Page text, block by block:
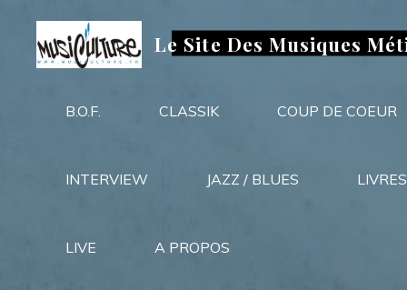
contenu
Le Site Des Musiques
B.O.F. CLASSIK COUP DE COEUR
INTERVIEW JAZZ / BLUES LIVRES
LIVE A PROPOS